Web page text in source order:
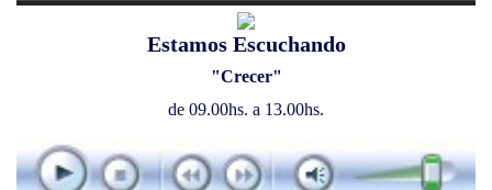
Estamos Escuchando
"Crecer"
de 09.00hs. a 13.00hs.